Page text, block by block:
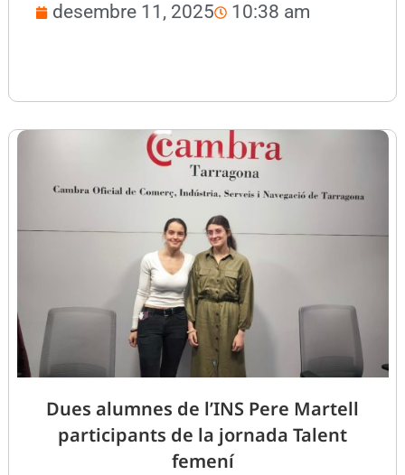
desembre 11, 2025 10:38 am
Dues alumnes de l’INS Pere Martell
participants de la jornada Talent
femení